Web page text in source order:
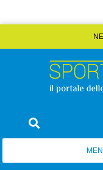
to
Sport&Impianti